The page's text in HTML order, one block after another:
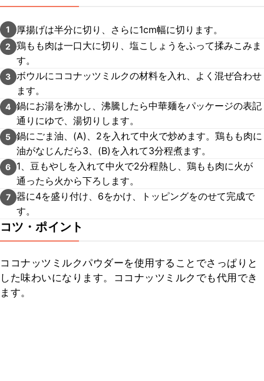
1 厚揚げは半分に切り、さらに1cm幅に切ります。
2
鶏もも肉は一口大に切り、塩こしょうをふって揉みこみま
す。
3 ボウルにココナッツミルクの材料を入れ、よく混ぜ合わせ
ます。
4 鍋にお湯を沸かし、沸騰したら中華麺をパッケージの表記
通りにゆで、湯切りします。
5 鍋にごま油、(A)、2を入れて中火で炒めます。鶏もも肉に
油がなじんだら3、(B)を入れて3分程煮ます。
6
1、豆もやしを入れて中火で2分程熱し、鶏もも肉に火が
通ったら火から下ろします。
7 器に4を盛り付け、6をかけ、トッピングをのせて完成で
す。
コツ・ポイント
ココナッツミルクパウダーを使用することでさっぱりと
した味わいになります。ココナッツミルクでも代用でき
ます。